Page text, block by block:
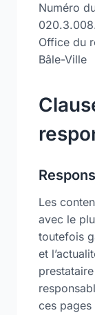
Numéro
Office du
Bâle-Ville
Les
avec le
toutefois
et
ces